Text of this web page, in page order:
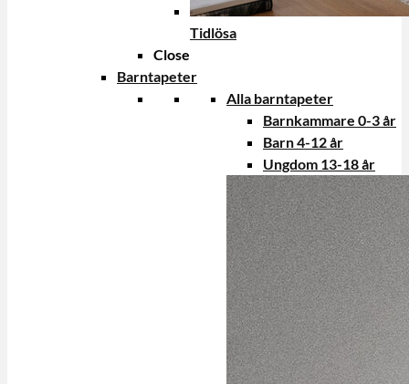
Tidlösa
Close
Barntapeter
Alla barntapeter
Barnkammare 0-3 år
Barn 4-12 år
Ungdom 13-18 år